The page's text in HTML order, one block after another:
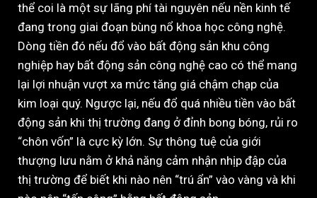
thể coi là một sự lãng phí tài nguyên nếu nền kinh tế
đang trong giai đoạn bùng nổ khoa học công nghệ.
Dòng tiền đó nếu đổ vào bất động sản khu công
nghiệp hay bất động sản công nghệ cao có thể mang
lại lợi nhuận vượt xa mức tăng giá chậm chạp của
kim loại quý. Ngược lại, nếu đổ quá nhiều tiền vào bất
động sản khi thị trường đang ở đỉnh bong bóng, rủi ro
“chôn vốn” là cực kỳ lớn. Sự thông tuệ của giới
thượng lưu nằm ở khả năng cảm nhận nhịp đập của
thị trường để biết khi nào nên “trú ẩn” vào vàng và khi